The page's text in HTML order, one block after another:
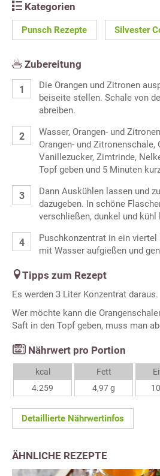
Kategorien
Punsch Rezepte Silvester
Zubereitung
Die Orangen und Zitronen
beiseite stellen. Schale von
abreiben.
Wasser, Orangen- und
Orangen- und Zitronenschale,
Vanillezucker, Zimtrinde,
Topf geben und 5 Minuten
Dann Auskühlen lassen und
dazugeben. In schöne
verschließen, dunkel und kühl
Puschkonzentrat in ein
mit Wasser aufgießen und
Tipps zum Rezept
Es werden 3 Liter Konzentrat daraus.
Wer möchte kann die
Saft in den Topf geben, muss man
Nährwert pro Portion
kcal
4.259
Fett
4,97 g
Detaillierte Nährwertinfos
ÄHNLICHE REZEPTE